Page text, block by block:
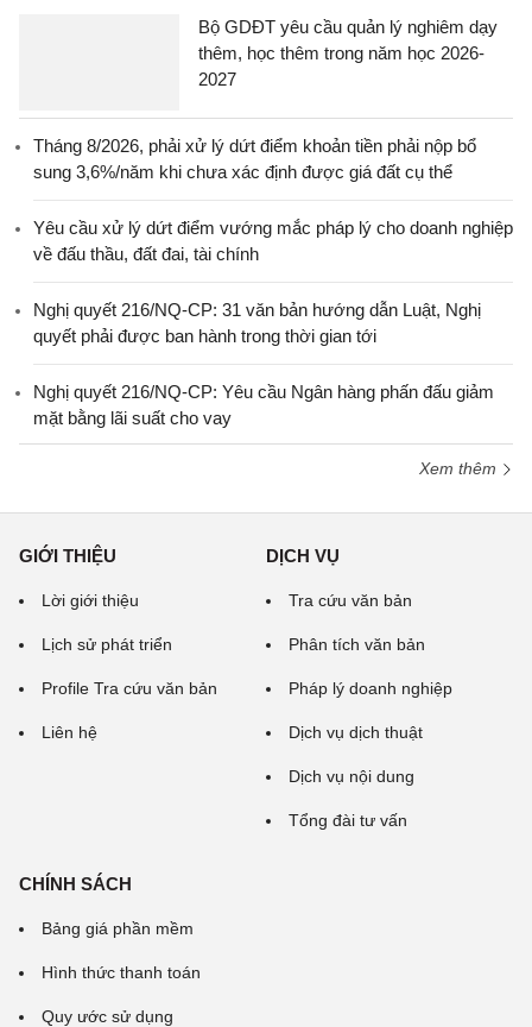
Bộ GDĐT yêu cầu quản lý nghiêm dạy
thêm, học thêm trong năm học 2026-
2027
Tháng 8/2026, phải xử lý dứt điểm khoản tiền phải nộp bổ
sung 3,6%/năm khi chưa xác định được giá đất cụ thể
Yêu cầu xử lý dứt điểm vướng mắc pháp lý cho doanh nghiệp
về đấu thầu, đất đai, tài chính
Nghị quyết 216/NQ-CP: 31 văn bản hướng dẫn Luật, Nghị
quyết phải được ban hành trong thời gian tới
Nghị quyết 216/NQ-CP: Yêu cầu Ngân hàng phấn đấu giảm
mặt bằng lãi suất cho vay
Xem thêm
GIỚI THIỆU
Lời giới thiệu
Lịch sử phát triển
Profile Tra cứu văn bản
Liên hệ
DỊCH VỤ
Tra cứu văn bản
Phân tích văn bản
Pháp lý doanh nghiệp
Dịch vụ dịch thuật
Dịch vụ nội dung
Tổng đài tư vấn
CHÍNH SÁCH
Bảng giá phần mềm
Hình thức thanh toán
Quy ước sử dụng